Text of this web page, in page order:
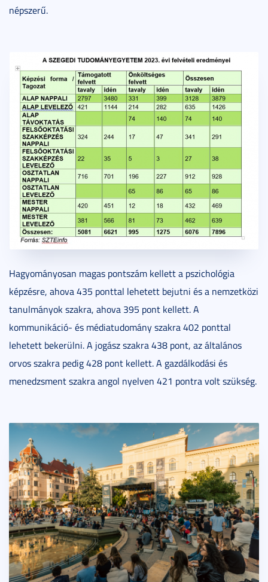
népszerű.
Hagyományosan magas pontszám kellett a pszichológia
képzésre, ahova 435 ponttal lehetett bejutni és a nemzetközi
tanulmányok szakra, ahova 395 pont kellett. A
kommunikáció- és médiatudomány szakra 402 ponttal
lehetett bekerülni. A jogász szakra 438 pont, az általános
orvos szakra pedig 428 pont kellett. A gazdálkodási és
menedzsment szakra angol nyelven 421 pontra volt szükség.